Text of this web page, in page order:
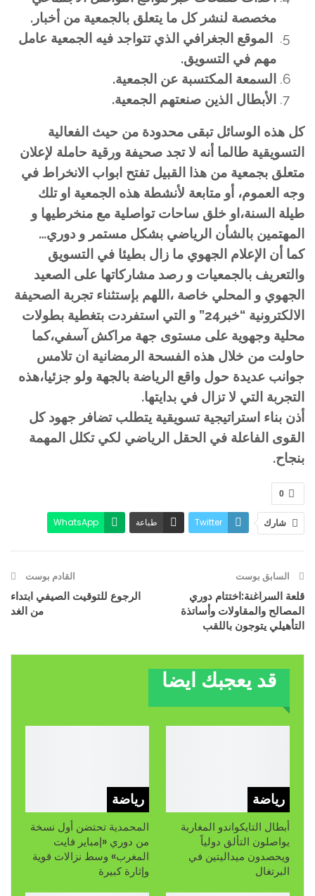
مخصصة لنشر كل ما يتعلق بالجمعية من أخبار.
الموقع الجغرافي الذي تتواجد فيه الجمعية عامل
مهم في التسويق.
السمعة المكتسبة عن الجمعية.
الأبطال الذين صنعتهم الجمعية.
كل هذه الوسائل تبقى محدودة من حيث الفعالية
التسويقية طالما أنه لا تجد صحيفة ورقية حاملة لإعلان
متعلق بجمعية من هذا القبيل تفتح ابواب الانخراط في
وجه العموم، أو متابعة لأنشطة هذه الجمعية او تلك
طيلة السنة،او خلق ساحات تواصلية مع منخرطيها و
المهتمين بالشأن الرياضي بشكل مستمر و دوري…
كما أن الإعلام الجهوي ما زال بطيئا في التسويق
والتعريف بالجمعيات و رصد مشاركاتها على الصعيد
الجهوي و المحلي خاصة ،اللهم بإستثناء تجربة الصحيفة
الالكترونية “خبر24” و التي استفردت بتغطية بطولات
محلية وجهوية على مستوى جهة مراكش آسفي،كما
حاولت من خلال هذه الفسحة الرمضانية ان تلامس
جوانب عديدة حول واقع الرياضة بالجهة ولو جزئيا،هذه
التجربة التي لا تزال في بدايتها.
أذن بناء استراتيجية تسويقية يتطلب تضافر جهود كل
القوى الفاعلة في الحقل الرياضي لكي تكلل المهمة
بنجاح.
0
شارك Twitter طباعة
WhatsApp
السابق بوست
قلعة السراغنة:اختتام دوري
المصالح والمقاولات وأساتذة
التأهيلي يتوجون باللقب
القادم بوست
الرجوع للتوقيت الصيفي ابتداء
من الغد
قد يعجبك ايضا
رياضة
أبطال التايكواندو المغاربة
يواصلون التألق دولياً
ويحصدون ميداليتين في
البرتغال
رياضة
المحمدية تحتضن أول نسخة
من دوري «إمباير فايت
المغرب» وسط نزالات قوية
وإثارة كبيرة